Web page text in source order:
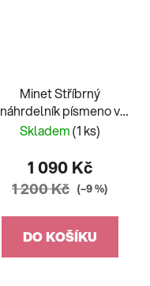
Minet Stříbrný
náhrdelník písmeno v
srdíčku "J" se zirkony
Skladem(1 ks)
1 090 Kč
1 200 Kč (–9 %)
DO KOŠÍKU